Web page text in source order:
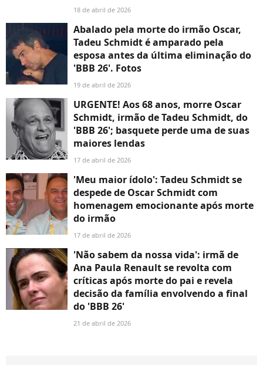
18 de abril de 2026
Abalado pela morte do irmão Oscar,
Tadeu Schmidt é amparado pela
esposa antes da última eliminação do
'BBB 26'. Fotos
19 de abril de 2026
URGENTE! Aos 68 anos, morre Oscar
Schmidt, irmão de Tadeu Schmidt, do
'BBB 26'; basquete perde uma de suas
maiores lendas
17 de abril de 2026
'Meu maior ídolo': Tadeu Schmidt se
despede de Oscar Schmidt com
homenagem emocionante após morte
do irmão
17 de abril de 2026
'Não sabem da nossa vida': irmã de
Ana Paula Renault se revolta com
críticas após morte do pai e revela
decisão da família envolvendo a final
do 'BBB 26'
21 de abril de 2026